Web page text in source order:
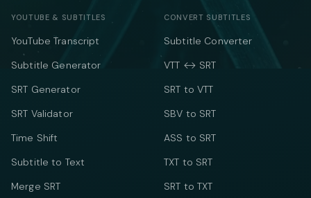
YOUTUBE & SUBTITLES
YouTube Transcript
Subtitle Generator
SRT Generator
SRT Validator
Time Shift
Subtitle to Text
Merge SRT
CONVERT SUBTITLES
Subtitle Converter
VTT ↔ SRT
SRT to VTT
SBV to SRT
ASS to SRT
TXT to SRT
SRT to TXT